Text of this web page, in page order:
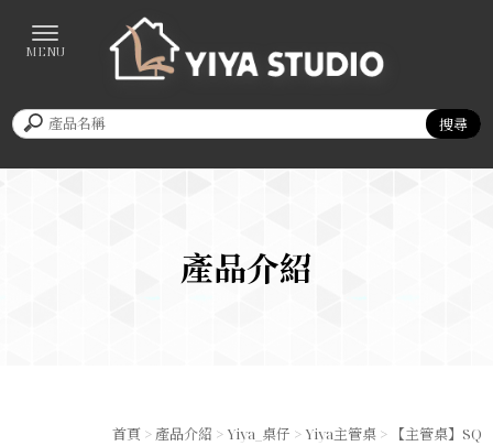
產品介紹
首頁 > 產品介紹 > Yiya_桌仔 > Yiya主管桌 > 【主管桌】SQ